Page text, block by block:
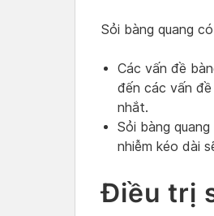
Sỏi bàng quang
Các vấn đề
đến các vấn
nhắt.
Sỏi bàng
nhiễm kéo dài
Điều trị